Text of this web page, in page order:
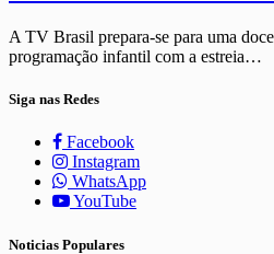
A TV Brasil prepara-se para uma
programação infantil com a estreia…
Siga nas Redes
Facebook
Instagram
WhatsApp
YouTube
Noticias Populares